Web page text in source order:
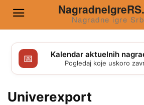
Nagradne igre
📅 Kalendar aktuelnih
Pogledaj koje uskoro
Univerexport